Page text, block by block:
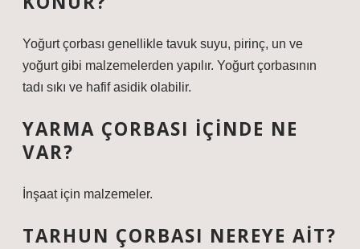
Yoğurt çorbası genellikle tavuk suyu, pirinç, un ve
yoğurt gibi malzemelerden yapılır. Yoğurt çorbasının
tadı sıkı ve hafif asidik olabilir.
YARMA ÇORBASI IÇINDE NE
VAR?
İnşaat için malzemeler.
TARHUN ÇORBASI NEREYE AIT?